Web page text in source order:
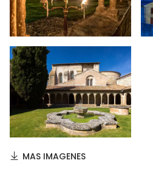
MAS IMAGENES